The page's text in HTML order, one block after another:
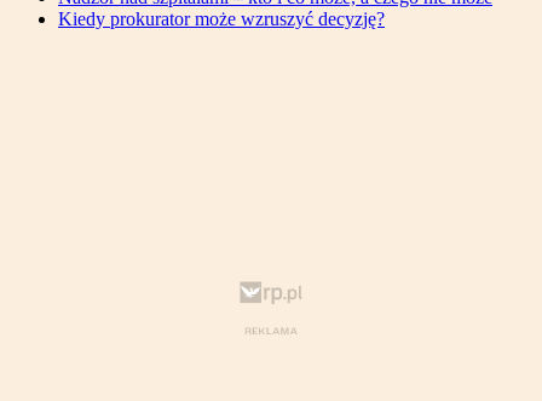
Kiedy prokurator może wzruszyć decyzję?